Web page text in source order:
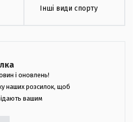
Інші види спорту
і оновлень!
наших розсилок, щоб
вашим